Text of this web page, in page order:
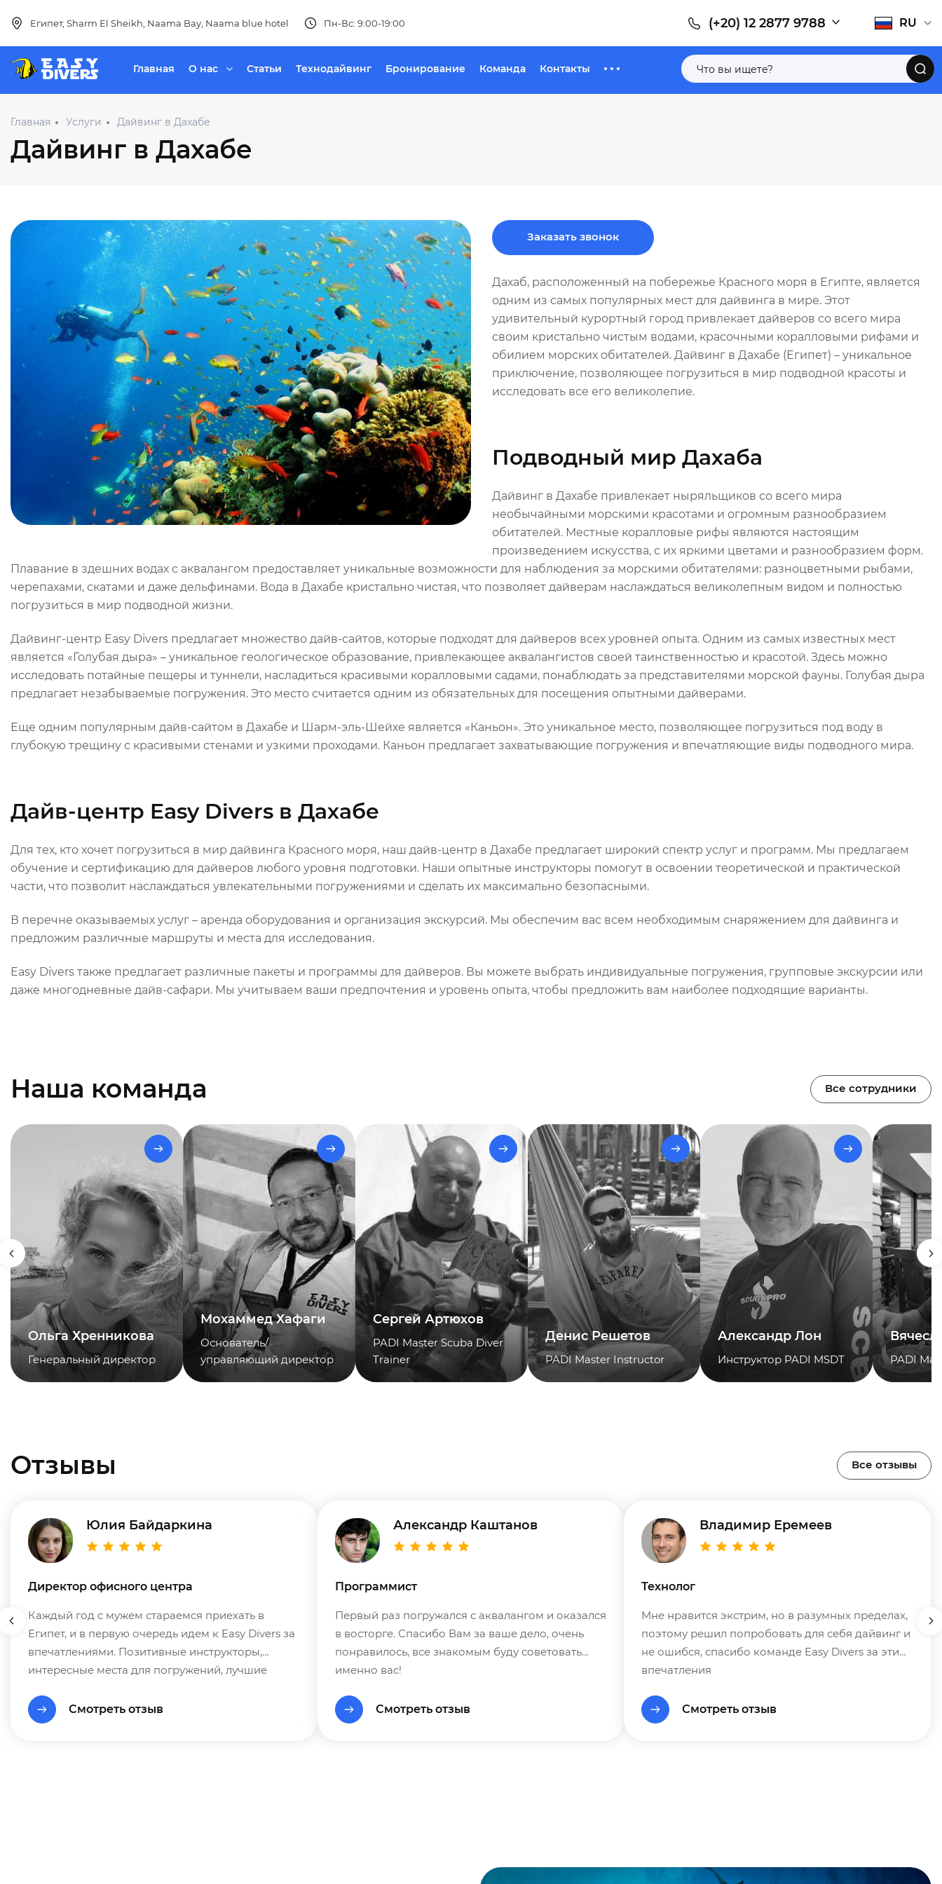
Египет, Sharm El Sheikh, Naama Bay, Naama blue hotel Пн-Вс: 9:00-19:00 (+20) 12 2877 9788 RU
Главная О нас Статьи Технодайвинг Бронирование Команда Контакты
Главная Услуги Дайвинг в Дахабе
Дайвинг в Дахабе
Заказать звонок
Дахаб, расположенный на побережье Красного моря в Египте, является
одним из самых популярных мест для дайвинга в мире. Этот
удивительный курортный город привлекает дайверов со всего мира
своим кристально чистым водами, красочными коралловыми рифами и
обилием морских обитателей. Дайвинг в Дахабе (Египет) – уникальное
приключение, позволяющее погрузиться в мир подводной красоты и
исследовать все его великолепие.
Подводный мир Дахаба
Дайвинг в Дахабе привлекает ныряльщиков со всего мира
необычайными морскими красотами и огромным разнообразием
обитателей. Местные коралловые рифы являются настоящим
произведением искусства, с их яркими цветами и разнообразием форм.
Плавание в здешних водах с аквалангом предоставляет уникальные возможности для наблюдения за морскими обитателями: разноцветными рыбами,
черепахами, скатами и даже дельфинами. Вода в Дахабе кристально чистая, что позволяет дайверам наслаждаться великолепным видом и полностью
погрузиться в мир подводной жизни.
Дайвинг-центр Easy Divers предлагает множество дайв-сайтов, которые подходят для дайверов всех уровней опыта. Одним из самых известных мест
является «Голубая дыра» – уникальное геологическое образование, привлекающее аквалангистов своей таинственностью и красотой. Здесь можно
исследовать потайные пещеры и туннели, насладиться красивыми коралловыми садами, понаблюдать за представителями морской фауны. Голубая дыра
предлагает незабываемые погружения. Это место считается одним из обязательных для посещения опытными дайверами.
Еще одним популярным дайв-сайтом в Дахабе и Шарм-эль-Шейхе является «Каньон». Это уникальное место, позволяющее погрузиться под воду в
глубокую трещину с красивыми стенами и узкими проходами. Каньон предлагает захватывающие погружения и впечатляющие виды подводного мира.
Дайв-центр Easy Divers в Дахабе
Для тех, кто хочет погрузиться в мир дайвинга Красного моря, наш дайв-центр в Дахабе предлагает широкий спектр услуг и программ. Мы предлагаем
обучение и сертификацию для дайверов любого уровня подготовки. Наши опытные инструкторы помогут в освоении теоретической и практической
части, что позволит наслаждаться увлекательными погружениями и сделать их максимально безопасными.
В перечне оказываемых услуг – аренда оборудования и организация экскурсий. Мы обеспечим вас всем необходимым снаряжением для дайвинга и
предложим различные маршруты и места для исследования.
Easy Divers также предлагает различные пакеты и программы для дайверов. Вы можете выбрать индивидуальные погружения, групповые экскурсии или
даже многодневные дайв-сафари. Мы учитываем ваши предпочтения и уровень опыта, чтобы предложить вам наиболее подходящие варианты.
Наша команда Все сотрудники
Ольга Хренникова
Генеральный директор
Мохаммед Хафаги
Основатель/
управляющий директор
Сергей Артюхов
PADI Master Scuba Diver
Trainer
Денис Решетов
PADI Master Instructor
Александр Лон
Инструктор PADI MSDT PADI
Отзывы Все отзывы
Юлия Байдаркина
Директор офисного центра
Каждый год с мужем стараемся приехать в
Египет, и в первую очередь идем к Easy Divers за
впечатлениями. Позитивные инструкторы,
интересные места для погружений, лучшие
Смотреть отзыв
Александр Каштанов
Программист
Первый раз погружался с аквалангом и оказался
в восторге. Спасибо Вам за ваше дело, очень
понравилось, все знакомым буду советовать
именно вас!
Смотреть отзыв
Владимир Еремеев
Технолог
Мне нравится экстрим, но в разумных пределах,
поэтому решил попробовать для себя дайвинг и
не ошибся, спасибо команде Easy Divers за эти
впечатления
Смотреть отзыв